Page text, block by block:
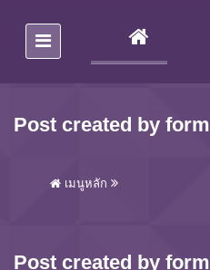
(CURRENT)
Post created by form
เมนูหลัก
Post created by form